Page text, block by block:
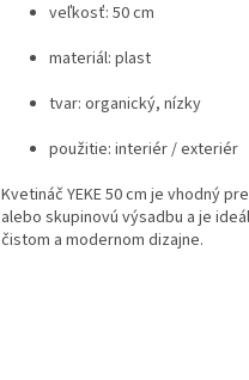
veľkosť: 50 cm
materiál: plast
tvar: organický, nízky
použitie: interiér / exteriér
Kvetináč YEKE 50 cm je vhodný
alebo skupinovú výsadbu a je
čistom a modernom dizajne.